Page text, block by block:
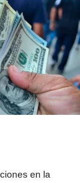
en la